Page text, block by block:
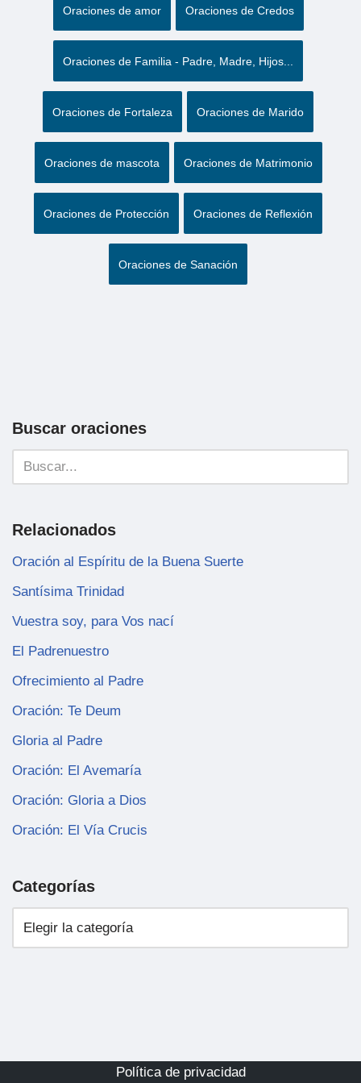
Oraciones de amor Oraciones de Credos
Oraciones de Familia - Padre, Madre, Hijos...
Oraciones de Fortaleza Oraciones de Marido
Oraciones de mascota Oraciones de Matrimonio
Oraciones de Protección Oraciones de Reflexión
Oraciones de Sanación
Buscar oraciones
Relacionados
Oración al Espíritu de la Buena Suerte
Santísima Trinidad
Vuestra soy, para Vos nací
El Padrenuestro
Ofrecimiento al Padre
Oración: Te Deum
Gloria al Padre
Oración: El Avemaría
Oración: Gloria a Dios
Oración: El Vía Crucis
Categorías
Política de privacidad